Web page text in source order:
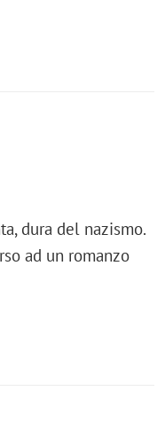
dura del nazismo.
ad un romanzo